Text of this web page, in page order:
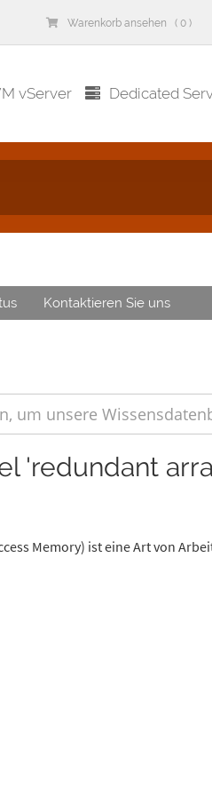
Warenkorb ansehen ( 0 )
vServer Dedicated
Kontaktieren Sie uns
'redundant
Memory) ist eine Art von